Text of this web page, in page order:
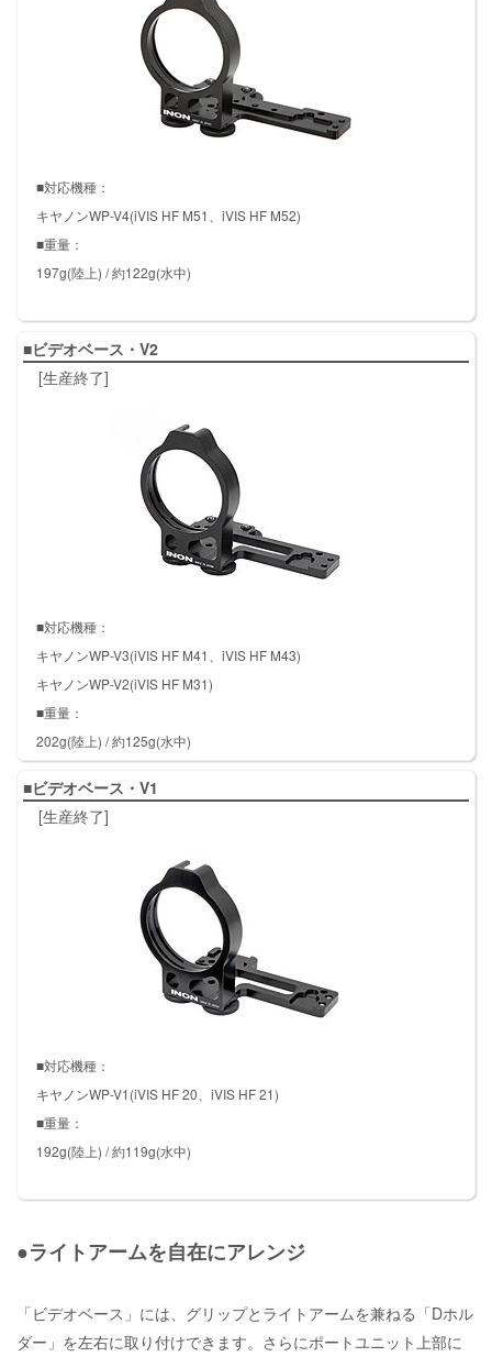
■対応機種：
キヤノンWP-V4(iVIS HF M51、iVIS HF M52)
■重量：
197g(陸上) / 約122g(水中)
■ビデオベース・V2
[生産終了]
■対応機種：
キヤノンWP-V3(iVIS HF M41、iVIS HF M43)
キヤノンWP-V2(iVIS HF M31)
■重量：
202g(陸上) / 約125g(水中)
■ビデオベース・V1
[生産終了]
■対応機種：
キヤノンWP-V1(iVIS HF 20、iVIS HF 21)
■重量：
192g(陸上) / 約119g(水中)
●ライトアームを自在にアレンジ
「ビデオベース」には、グリップとライトアームを兼ねる「Dホル
ダー 」を左右に取り付けできます。さらにポートユニット上部に